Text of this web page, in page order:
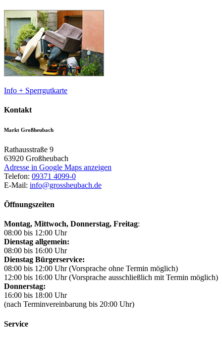
Info + Sperrgutkarte
Kontakt
Markt Großheubach
Rathausstraße 9
63920 Großheubach
Adresse in Google Maps anzeigen
Telefon: 09371 4099-0
E-Mail: info@grossheubach.de
Öffnungszeiten
Montag, Mittwoch, Donnerstag, Freitag:
08:00 bis 12:00 Uhr
Dienstag allgemein:
08:00 bis 16:00 Uhr
Dienstag Bürgerservice:
08:00 bis 12:00 Uhr (Vorsprache ohne Termin möglich)
12:00 bis 16:00 Uhr (Vorsprache ausschließlich mit Termin möglich)
Donnerstag:
16:00 bis 18:00 Uhr
(nach Terminvereinbarung bis 20:00 Uhr)
Service